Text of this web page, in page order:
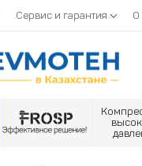
Сервис и гарантия О